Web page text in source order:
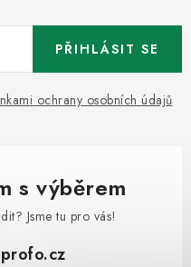
ochrany osobních údajů
PŘIHLÁSIT SE
s výběrem
Jsme tu pro vás!
profo.cz